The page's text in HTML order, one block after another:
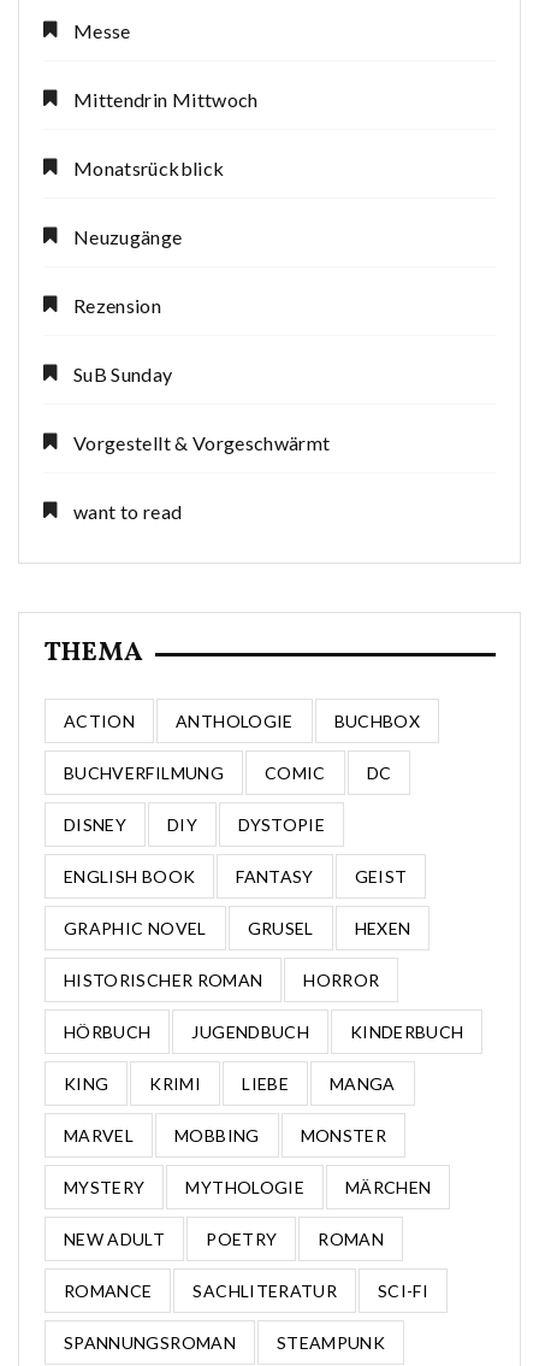
Messe
Mittendrin Mittwoch
Monatsrückblick
Neuzugänge
Rezension
SuB Sunday
Vorgestellt & Vorgeschwärmt
want to read
THEMA
ACTION ANTHOLOGIE BUCHBOX
BUCHVERFILMUNG COMIC DC
DISNEY DIY DYSTOPIE
ENGLISH BOOK FANTASY GEIST
GRAPHIC NOVEL GRUSEL HEXEN
HISTORISCHER ROMAN HORROR
HÖRBUCH JUGENDBUCH KINDERBUCH
KING KRIMI LIEBE MANGA
MARVEL MOBBING MONSTER
MYSTERY MYTHOLOGIE MÄRCHEN
NEW ADULT POETRY ROMAN
ROMANCE SACHLITERATUR SCI-FI
SPANNUNGSROMAN STEAMPUNK